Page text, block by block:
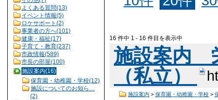
よくある質問(13)
イベント情報(5)
ロケサポート(2)
事業者の方へ(101)
健康・福祉(17)
子育て・教育(237)
市政情報(589)
市長の部屋(100)
施設案内(16)
保育園・幼稚園・学校(12)
施設についてのお知ら…
(2)
16 件中 1 - 16 件目を表示中
施設案内
（私立）
施設案内 > 保育園・幼稚園・学校>